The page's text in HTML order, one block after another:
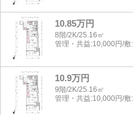
10.85万円
8階/2K/25.16㎡
管理・共益:10,000円/敷
10.9万円
9階/2K/25.16㎡
管理・共益:10,000円/敷